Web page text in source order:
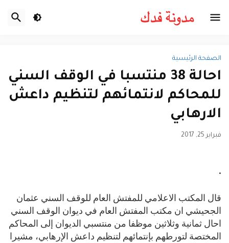
الصفحة الرئيسية
احالة 38 منتسبا في الوقف السني
للمحاكم لانتمائهم لتنظيم داعش
الارهابي
فبراير 25, 2017
قال المكتب الاعلامي للمفتش العام للوقف السني عثمان
الجحيشي ان مكتب المفتش العام في ديوان الوقف السني
احال ثمانية وثلاثين موظفا من منتسبي الديوان إلى المحاكم
المختصة لتورطهم بإنتمائهم لتنظيم داعش الإرهابي، مشيرا